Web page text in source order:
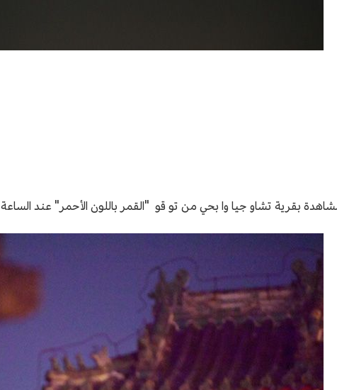
بقرية تشاو جيا وا بحي من تو قو "القمر باللون الأحمر" عند الساعة 18:00.